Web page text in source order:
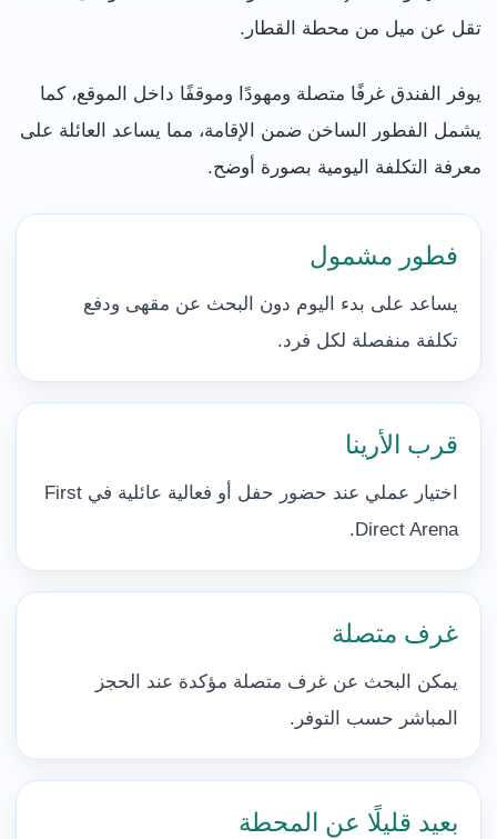
تقل عن ميل من محطة القطار.
يوفر الفندق غرفًا متصلة ومهودًا وموقفًا داخل الموقع، كما
يشمل الفطور الساخن ضمن الإقامة، مما يساعد العائلة على
معرفة التكلفة اليومية بصورة أوضح.
فطور مشمول
يساعد على بدء اليوم دون البحث عن مقهى ودفع
تكلفة منفصلة لكل فرد.
قرب الأرينا
اختيار عملي عند حضور حفل أو فعالية عائلية في First
Direct Arena.
غرف متصلة
يمكن البحث عن غرف متصلة مؤكدة عند الحجز
المباشر حسب التوفر.
بعيد قليلًا عن المحطة